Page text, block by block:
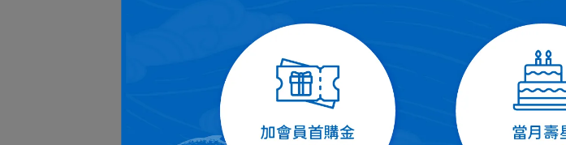
NT$220